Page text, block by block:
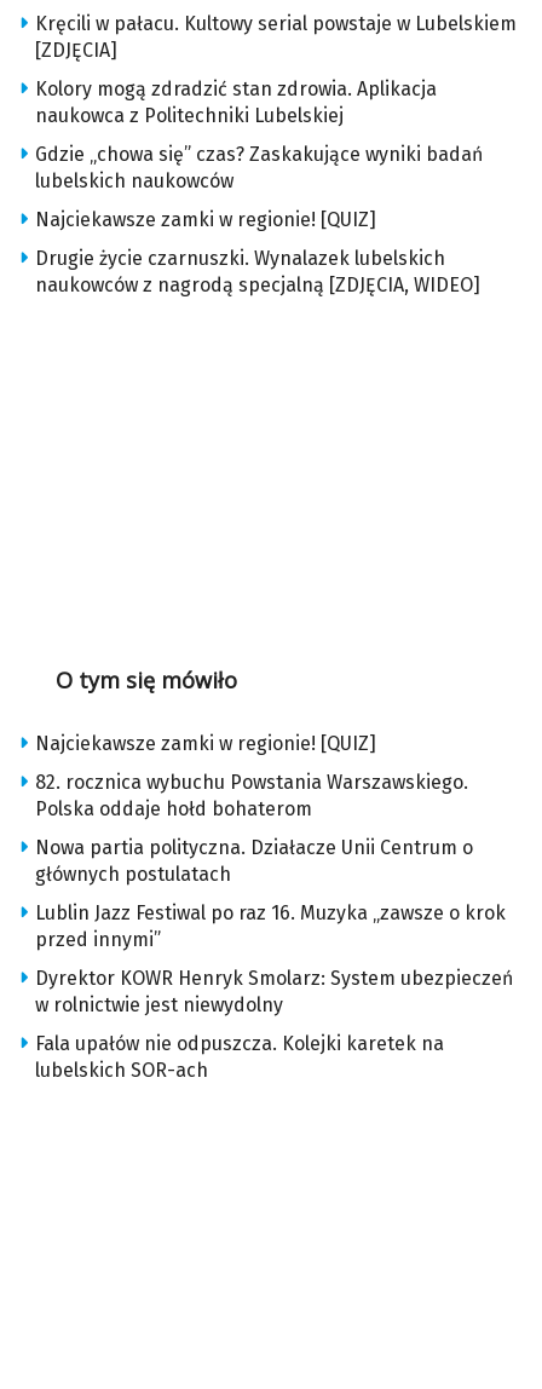
Kręcili w pałacu. Kultowy serial powstaje w Lubelskiem
[ZDJĘCIA]
Kolory mogą zdradzić stan zdrowia. Aplikacja
naukowca z Politechniki Lubelskiej
Gdzie „chowa się” czas? Zaskakujące wyniki badań
lubelskich naukowców
Najciekawsze zamki w regionie! [QUIZ]
Drugie życie czarnuszki. Wynalazek lubelskich
naukowców z nagrodą specjalną [ZDJĘCIA, WIDEO]
O tym się mówiło
Najciekawsze zamki w regionie! [QUIZ]
82. rocznica wybuchu Powstania Warszawskiego.
Polska oddaje hołd bohaterom
Nowa partia polityczna. Działacze Unii Centrum o
głównych postulatach
Lublin Jazz Festiwal po raz 16. Muzyka „zawsze o krok
przed innymi”
Dyrektor KOWR Henryk Smolarz: System ubezpieczeń
w rolnictwie jest niewydolny
Fala upałów nie odpuszcza. Kolejki karetek na
lubelskich SOR-ach